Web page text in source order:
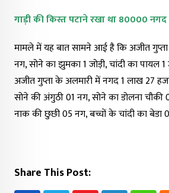
गाड़ी की किस्त पटाने रखा था 80000 नगद
मामले में यह बात सामने आई है कि अजीत
नग, सोने का झुमका 1 जोड़ी, चांदी का पायल
अजीत गुप्ता के अलमारी में नगद 1 लाख 27
सोने की अंगुठी 01 नग, सोने का डोलना चौकी
नाक की छुछी 05 नग, बच्चों के चांदी का बेडा
Share This Post: